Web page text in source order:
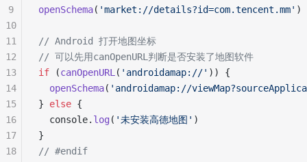
openSchema( 'market://details?id=com.tencent.mm' )
// Android 打开地图坐标
// 可以先用canOpenURL判断是否安装了地图软件
if (canOpenURL ( 'androidamap://' )) {
  openSchema
( 'androidamap://
} else {
  console.
log ( '未安装高德地图' )
}
// #endif
9
10
11
12
13
14
15
16
17
18